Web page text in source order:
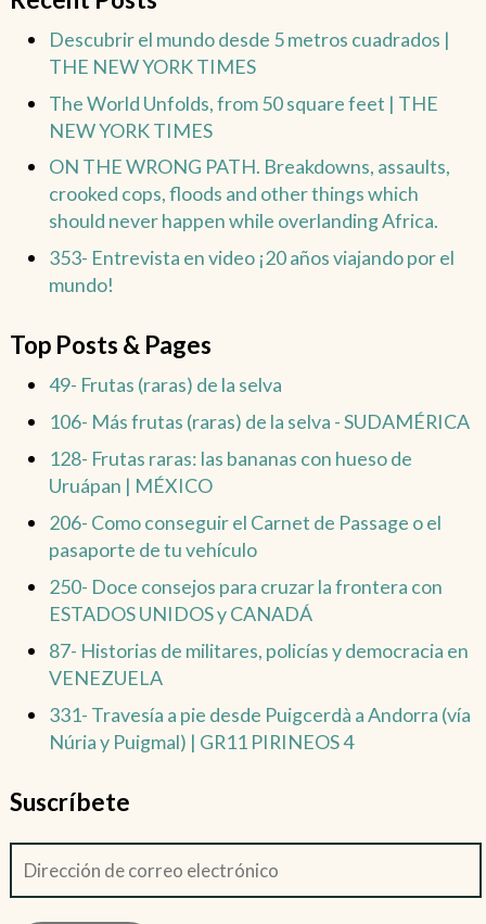
Descubrir el mundo desde 5 metros cuadrados |
THE NEW YORK TIMES
The World Unfolds, from 50 square feet | THE
NEW YORK TIMES
ON THE WRONG PATH. Breakdowns, assaults,
crooked cops, floods and other things which
should never happen while overlanding Africa.
353- Entrevista en video ¡20 años viajando por el
mundo!
Top Posts & Pages
49- Frutas (raras) de la selva
106- Más frutas (raras) de la selva - SUDAMÉRICA
128- Frutas raras: las bananas con hueso de
Uruápan | MÉXICO
206- Como conseguir el Carnet de Passage o el
pasaporte de tu vehículo
250- Doce consejos para cruzar la frontera con
ESTADOS UNIDOS y CANADÁ
87- Historias de militares, policías y democracia en
VENEZUELA
331- Travesía a pie desde Puigcerdà a Andorra (vía
Núria y Puigmal) | GR11 PIRINEOS 4
Suscríbete